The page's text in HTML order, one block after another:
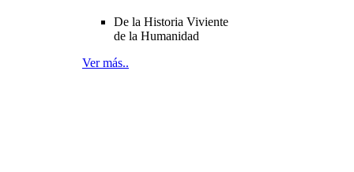
De la Historia Viviente
de la Humanidad
Ver más..